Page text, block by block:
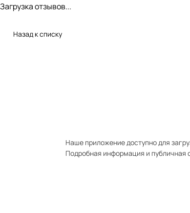
Загрузка отзывов...
Назад к списку
Наше приложение доступно для
Подробная информация и